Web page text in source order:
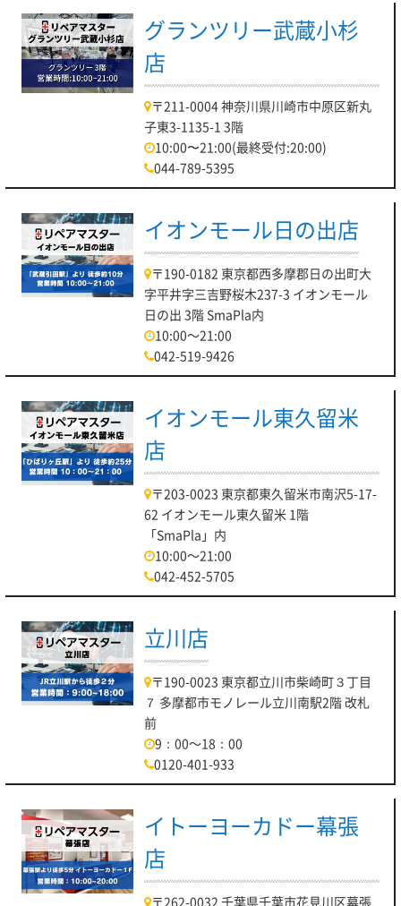
グランツリー武蔵小杉
店
〒211-0004 神奈川県川崎市中原区新丸
子東3-1135-1 3階
10:00〜21:00(最終受付:20:00)
044-789-5395
イオンモール日の出店
〒190-0182 東京都西多摩郡日の出町大
字平井字三吉野桜木237-3 イオンモール
日の出 3階 SmaPla内
10:00～21:00
042-519-9426
イオンモール東久留米
店
〒203-0023 東京都東久留米市南沢5-17-
62 イオンモール東久留米 1階
「SmaPla」内
10:00～21:00
042-452-5705
立川店
〒190-0023 東京都立川市柴崎町３丁目
７ 多摩都市モノレール立川南駅2階 改札
前
9：00～18：00
0120-401-933
イトーヨーカドー幕張
店
〒262-0032 千葉県千葉市花見川区幕張